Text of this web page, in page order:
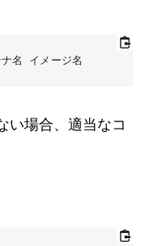
イメージ名
い場合、適当なコ